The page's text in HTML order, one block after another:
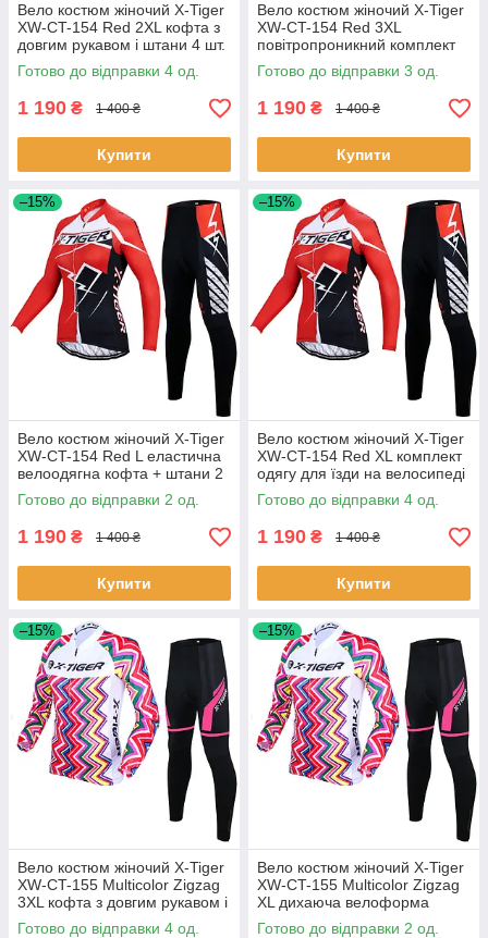
Вело костюм жіночий X-Tiger
XW-CT-154 Red 2XL кофта з
довгим рукавом і штани 4 шт.
Готово до відправки 4 од.
1 190 ₴ 1 400 ₴
Купити
Вело костюм жіночий X-Tiger
XW-CT-154 Red 3XL
повітропроникний комплект
велоодягу 3 шт.
Готово до відправки 3 од.
1 190 ₴ 1 400 ₴
Купити
–15%
Вело костюм жіночий X-Tiger
XW-CT-154 Red L еластична
велоодягна кофта + штани 2
шт.
Готово до відправки 2 од.
1 190 ₴ 1 400 ₴
Купити
–15%
Вело костюм жіночий X-Tiger
XW-CT-154 Red XL комплект
одягу для їзди на велосипеді
4 шт.
Готово до відправки 4 од.
1 190 ₴ 1 400 ₴
Купити
–15%
Вело костюм жіночий X-Tiger
XW-CT-155 Multicolor Zigzag
3XL кофта з довгим рукавом і
штани 4 шт.
Готово до відправки 4 од.
–15%
Вело костюм жіночий X-Tiger
XW-CT-155 Multicolor Zigzag
XL дихаюча велоформа
кофта та штани 2 шт.
Готово до відправки 2 од.